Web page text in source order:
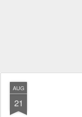
AUG
21